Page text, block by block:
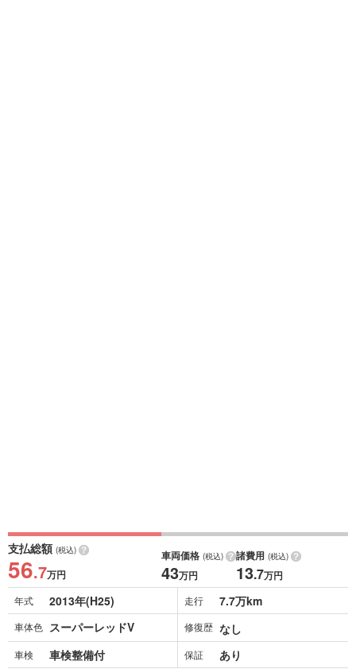
支払総額 (税込)
56.7万円
車両価格 (税込)
43万円
諸費用 (税込)
13.7万円
年式 2013年(H25) 走行 7.7万km
車体色 スーパーレッドV 修復歴 なし
車検 車検整備付 保証 あり